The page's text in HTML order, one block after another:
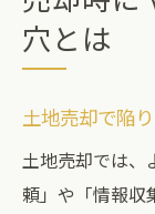
穴とは
土地売却で陥
土地売却では、
頼」や「情報収